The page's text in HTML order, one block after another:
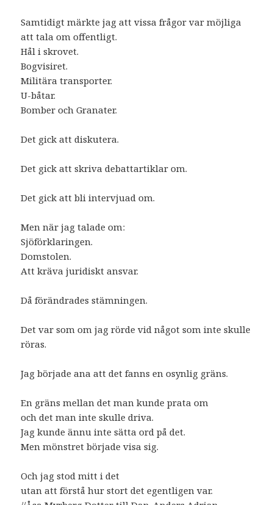
Samtidigt märkte jag att vissa frågor var möjliga
att tala om offentligt.
Hål i skrovet.
Bogvisiret.
Militära transporter.
U-båtar.
Bomber och Granater.
Det gick att diskutera.
Det gick att skriva debattartiklar om.
Det gick att bli intervjuad om.
Men när jag talade om:
Sjöförklaringen.
Domstolen.
Att kräva juridiskt ansvar.
Då förändrades stämningen.
Det var som om jag rörde vid något som inte skulle
röras.
Jag började ana att det fanns en osynlig gräns.
En gräns mellan det man kunde prata om
och det man inte skulle driva.
Jag kunde ännu inte sätta ord på det.
Men mönstret började visa sig.
Och jag stod mitt i det
utan att förstå hur stort det egentligen var.